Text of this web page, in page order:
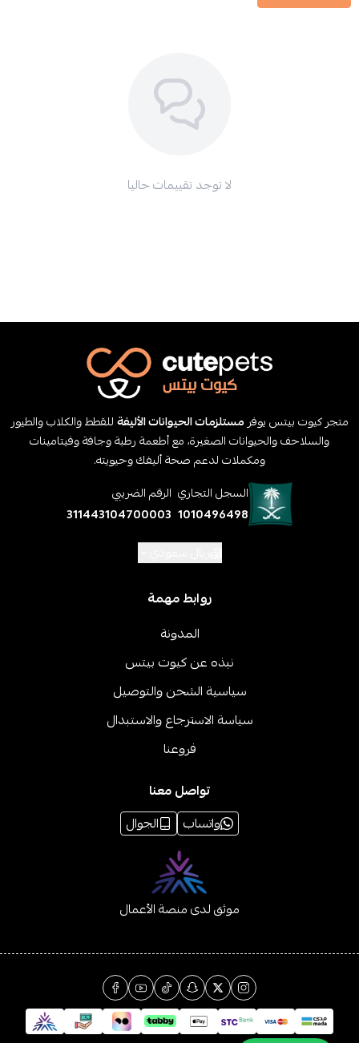
لا توجد تقييمات حاليا
متجر كيوت بيتس يوفر مستلزمات الحيوانات الأليفةللقطط والكلاب والطيور
والسلاحف والحيوانات الصغيرة، مع أطعمة رطبة وجافة وفيتامينات
ومكملات لدعم صحة أليفك وحيويته.
السجل التجاري
1010496498
الرقم الضريبي
311443104700003
روابط مهمة
المدونة
نبذه عن كيوت بيتس
سياسية الشحن والتوصيل
سياسة الاسترجاع والاستبدال
فروعنا
تواصل معنا
واتساب
الجوال
موثق لدى منصة الأعمال